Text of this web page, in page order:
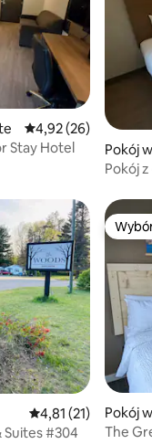
Średnia ocena: 4,92
4,92 (26)
Stay Hotel
Pokój
Pokój
Średnia ocena:
4,81 (21)
#304
Pokój
The